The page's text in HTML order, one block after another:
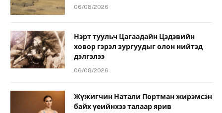
06/08/2026
Нэрт туульч Цагаадайн Цэдэвийн
ховор гэрэл зургуудыг олон нийтэд
дэлгэлээ
06/08/2026
Жүжигчин Натали Портман жирэмсэн
байх үеийнхээ талаар ярив